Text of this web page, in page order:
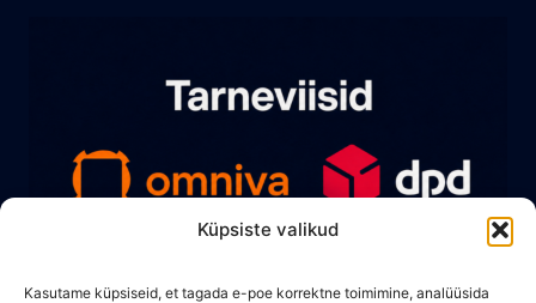
Küpsiste valikud
Kasutame küpsiseid, et tagada e-poe korrektne toimimine, analüüsida